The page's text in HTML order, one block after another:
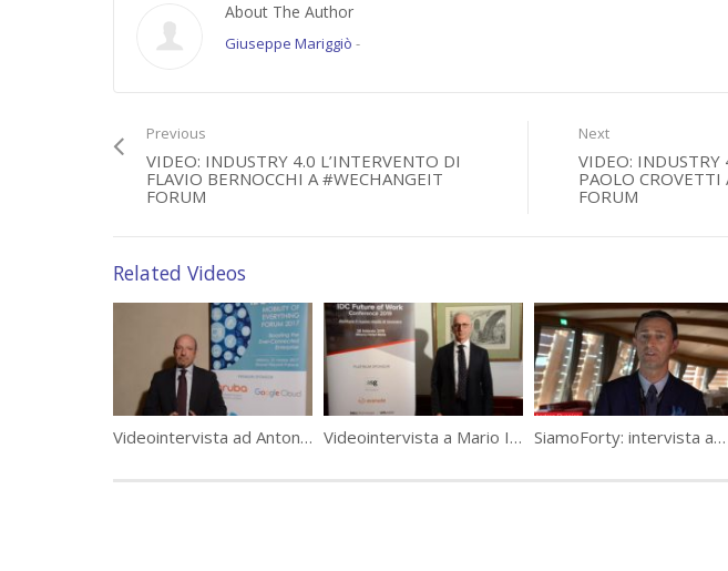
#WECHANGEIT,#WeChangeIT Forum
About The Author
Giuseppe Mariggiò -
Previous
VIDEO: INDUSTRY 4.0 L’INTERVENTO DI
FLAVIO BERNOCCHI A #WECHANGEIT
FORUM
Next
VIDEO: INDUSTRY
PAOLO
FORUM
Related Videos
Videointervista ad Antonio La Rosa, Samsung: gamma completa anche nella sicurezza Videointervista a Mario Innocenti – DELL EMC e Michele Apa – VMWare SiamoForty: intervista ad Andrea Ruscica